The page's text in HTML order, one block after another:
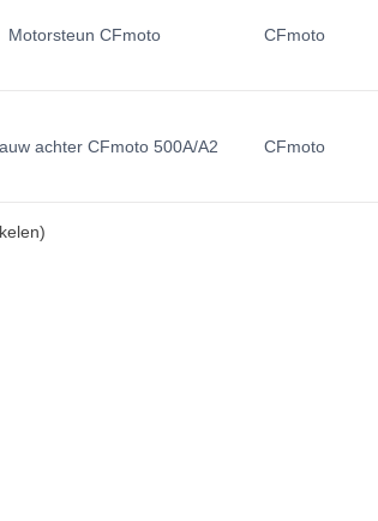
Motorsteun CFmoto CFmoto
achter CFmoto 500A/A2 CFmoto